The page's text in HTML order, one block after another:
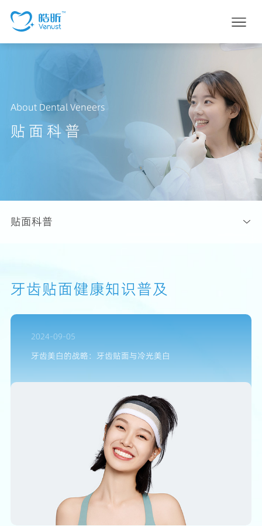
About Dental Veneers
贴面科普
贴面科普
牙齿贴面健康知识普及
2024-09-05
牙齿美白的战略：牙齿贴面与冷光美白